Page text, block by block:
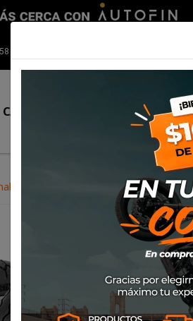
CASCOS EQUIPAMIENTO
250*17 PD29